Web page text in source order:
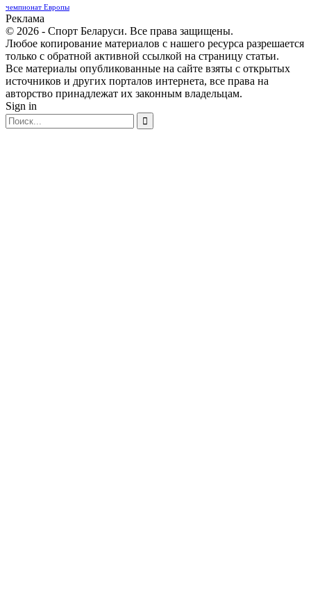
чемпионат Европы
Реклама
© 2026 - Спорт Беларуси. Все права защищены.
Любое копирование материалов с нашего ресурса разрешается
только с обратной активной ссылкой на страницу статьи.
Все материалы опубликованные на сайте взяты с открытых
источников и других порталов интернета, все права на
авторство принадлежат их законным владельцам.
Sign in